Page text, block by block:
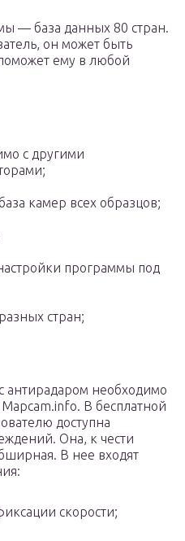
— база данных 80 стран.
он может быть
ему в любой
с другими
камер всех образцов;
программы под
стран;
антирадаром необходимо
В бесплатной
доступна
Она, к чести
В нее входят
скорости;